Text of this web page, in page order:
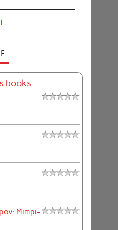
books
Mimpi-